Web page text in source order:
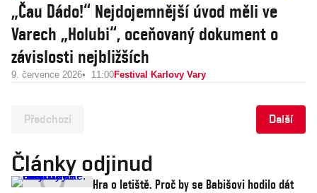
„Čau Dádo!“ Nejdojemnější úvod měli ve
Varech „Holubi“, oceňovaný dokument o
závislosti nejbližších
9. července 2026 11:00Festival Karlovy Vary
Předchozí Další
Články odjinud
Hra o letiště. Proč by se Babišovi hodilo dát